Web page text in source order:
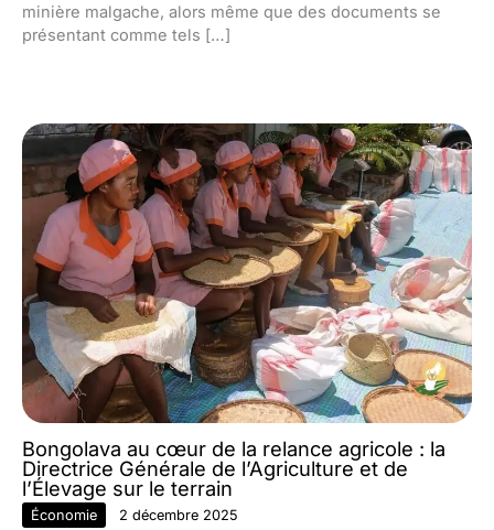
minière malgache, alors même que des documents se
présentant comme tels […]
Bongolava au cœur de la relance agricole : la
Directrice Générale de l’Agriculture et de
l’Élevage sur le terrain
Économie 2 décembre 2025